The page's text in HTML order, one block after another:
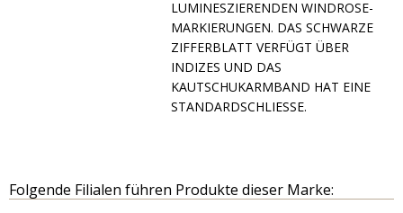
MINESZIERENDEN WINDROSE-MA
RKIERUNGEN. DAS SCHWARZE ZI
FFERBLATT VERFÜGT ÜBER IN
DIZES UND DAS KA
UTSCHUKARMBAND HAT EINE ST
ANDARDSCHLIESSE.
Folgende Filialen führen Produkte dieser Marke: